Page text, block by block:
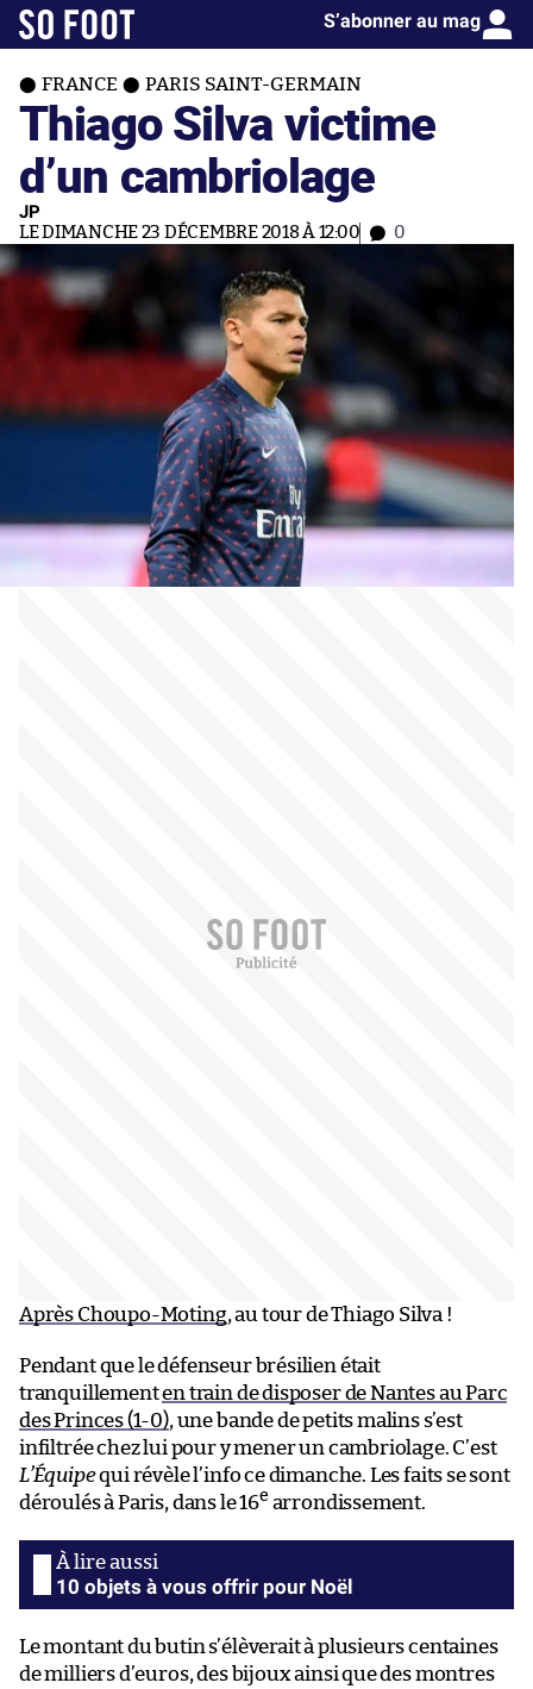
S’abonner au mag
FRANCE PARIS SAINT-GERMAIN
Thiago Silva victime
d’un cambriolage
JP
LE DIMANCHE 23 DÉCEMBRE 2018 À 12:00 0
Après Choupo-Moting, au tour de Thiago Silva !
Pendant que le défenseur brésilien était
tranquillementen train de disposer de Nantes au Parc
des Princes (1-0), une bande de petits malins s’est
infiltrée chez lui pour y mener un cambriolage. C’est
L’Équipequi révèle l’info ce dimanche. Les faits se sont
déroulés à Paris, dans le 16e arrondissement.
10 objets à vous offrir pour Noël
Le montant du butin s’élèverait à plusieurs centaines
de milliers d’euros, des bijoux ainsi que des montres